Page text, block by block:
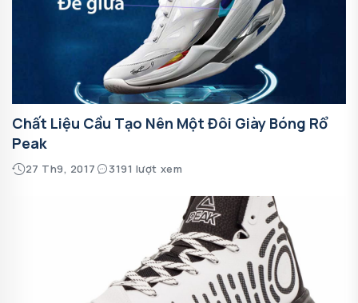
Chất Liệu Cầu Tạo Nên Một Đôi Giày Bóng Rổ
Peak
27 Th9, 2017 3191 lượt xem